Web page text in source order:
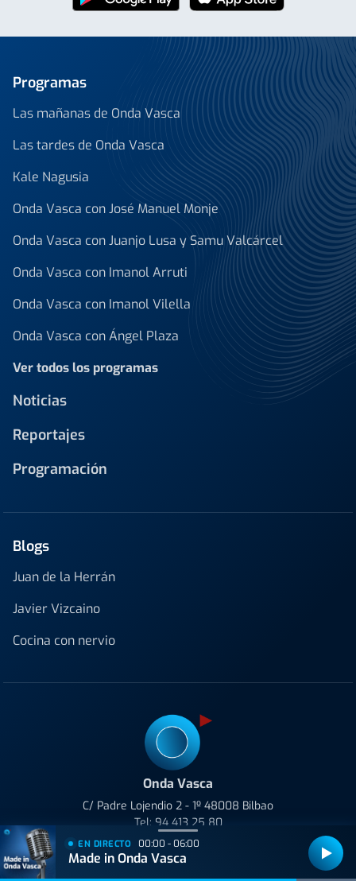
Programas
Las mañanas de Onda Vasca
Las tardes de Onda Vasca
Kale Nagusia
Onda Vasca con José Manuel Monje
Onda Vasca con Juanjo Lusa y Samu Valcárcel
Onda Vasca con Imanol Arruti
Onda Vasca con Imanol Vilella
Onda Vasca con Ángel Plaza
Ver todos los programas
Noticias
Reportajes
Programación
Blogs
Juan de la Herrán
Javier Vizcaino
Cocina con nervio
Onda Vasca
C/ Padre Lojendio 2 - 1º 48008 Bilbao
Tel: 94 413 25 80
Avenida de Tolosa 23-25 20018 Donostia
EN DIRECTO 00:00 - 06:00
Made in Onda Vasca